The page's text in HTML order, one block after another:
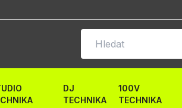
DJ
TECHNIKA
100V
TECHNIKA